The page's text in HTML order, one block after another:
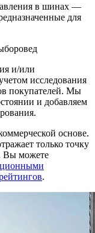
в шинах —
для
и/или
исследования
покупателей. Мы
и добавляем
основе.
только точку
Вы можете
.